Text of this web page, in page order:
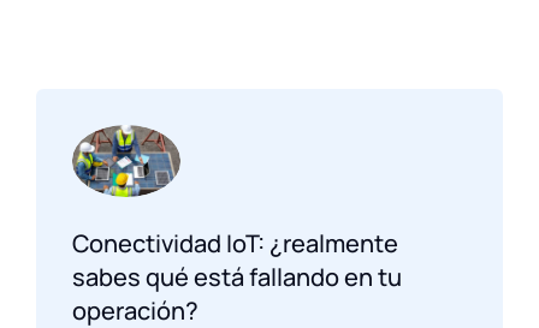
Conectividad IoT: ¿realmente
sabes qué está fallando en tu
operación?